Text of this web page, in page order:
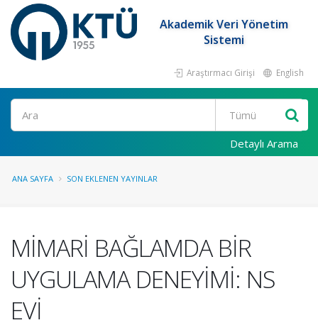
Akademik Veri Yönetim
Sistemi
Araştırmacı Girişi English
Ara
Detaylı Arama
ANA SAYFA SON EKLENEN YAYINLAR
MİMARİ BAĞLAMDA BİR
UYGULAMA DENEYİMİ: NS
EVİ